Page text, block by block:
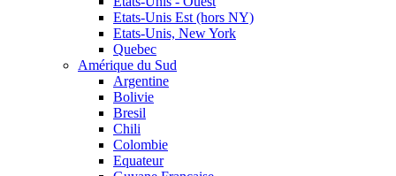
Etats-Unis Est (hors NY)
Etats-Unis, New York
Quebec
Amérique du Sud
Argentine
Bolivie
Bresil
Chili
Colombie
Equateur